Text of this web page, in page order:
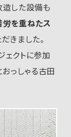
造した設備も
労を重ねたス
きました。
ェクトに参加
おっしゃる古田